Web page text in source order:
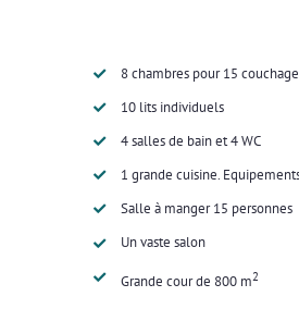
8 chambres pour 15
10 lits individuels
4 salles de bain et 4 WC
1 grande cuisine.
Salle à manger 15 personnes
Un vaste salon
Grande cour de 800 m2